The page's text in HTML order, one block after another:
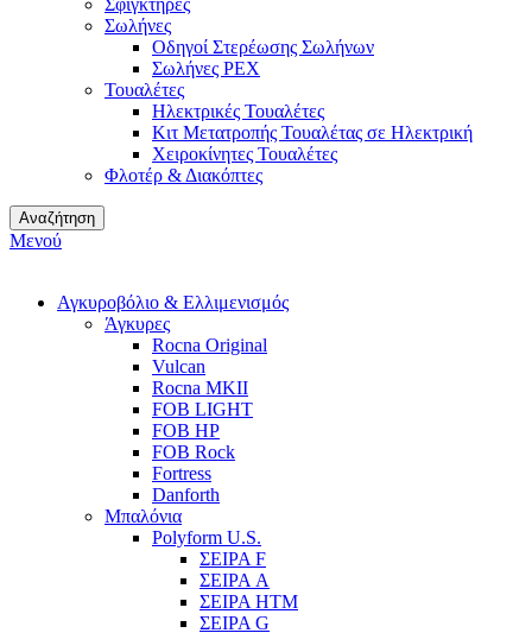
Σφιγκτήρες
Σωλήνες
Οδηγοί Στερέωσης Σωλήνων
Σωλήνες PEX
Τουαλέτες
Ηλεκτρικές Τουαλέτες
Κιτ Μετατροπής Τουαλέτας σε Ηλεκτρική
Χειροκίνητες Τουαλέτες
Φλοτέρ & Διακόπτες
Αναζήτηση
Μενού
Αγκυροβόλιο & Ελλιμενισμός
Άγκυρες
Rocna Original
Vulcan
Rocna MKII
FOB LIGHT
FOB HP
FOB Rock
Fortress
Danforth
Μπαλόνια
Polyform U.S.
ΣΕΙΡΑ F
ΣΕΙΡΑ A
ΣΕΙΡΑ HTM
ΣΕΙΡΑ G